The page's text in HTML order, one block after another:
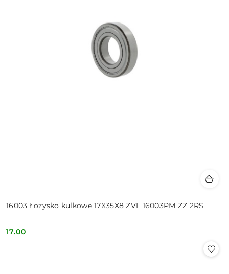
16003 Łożysko kulkowe 17X35X8 ZVL 16003PM ZZ 2RS
Cena:
17.00